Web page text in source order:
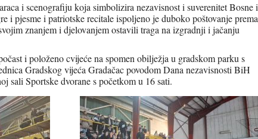
i scenografiju koja simbolizira nezavisnost i suverenitet Bosne i
i pjesme i patriotske recitale ispoljeno je duboko poštovanje prema
znanjem i djelovanjem ostavili traga na izgradnji i jačanju
i položeno cvijeće na spomen obilježja u gradskom parku s
Gradskog vijeća Gradačac povodom Dana nezavisnosti BiH
sali Sportske dvorane s početkom u 16 sati.